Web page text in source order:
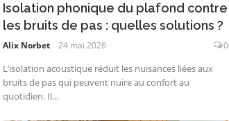
Isolation phonique du plafond contre
les bruits de pas : quelles solutions ?
Alix Norbet 24 mai 2026 0
L’isolation acoustique réduit les nuisances liées aux
bruits de pas qui peuvent nuire au confort au
quotidien. Il...